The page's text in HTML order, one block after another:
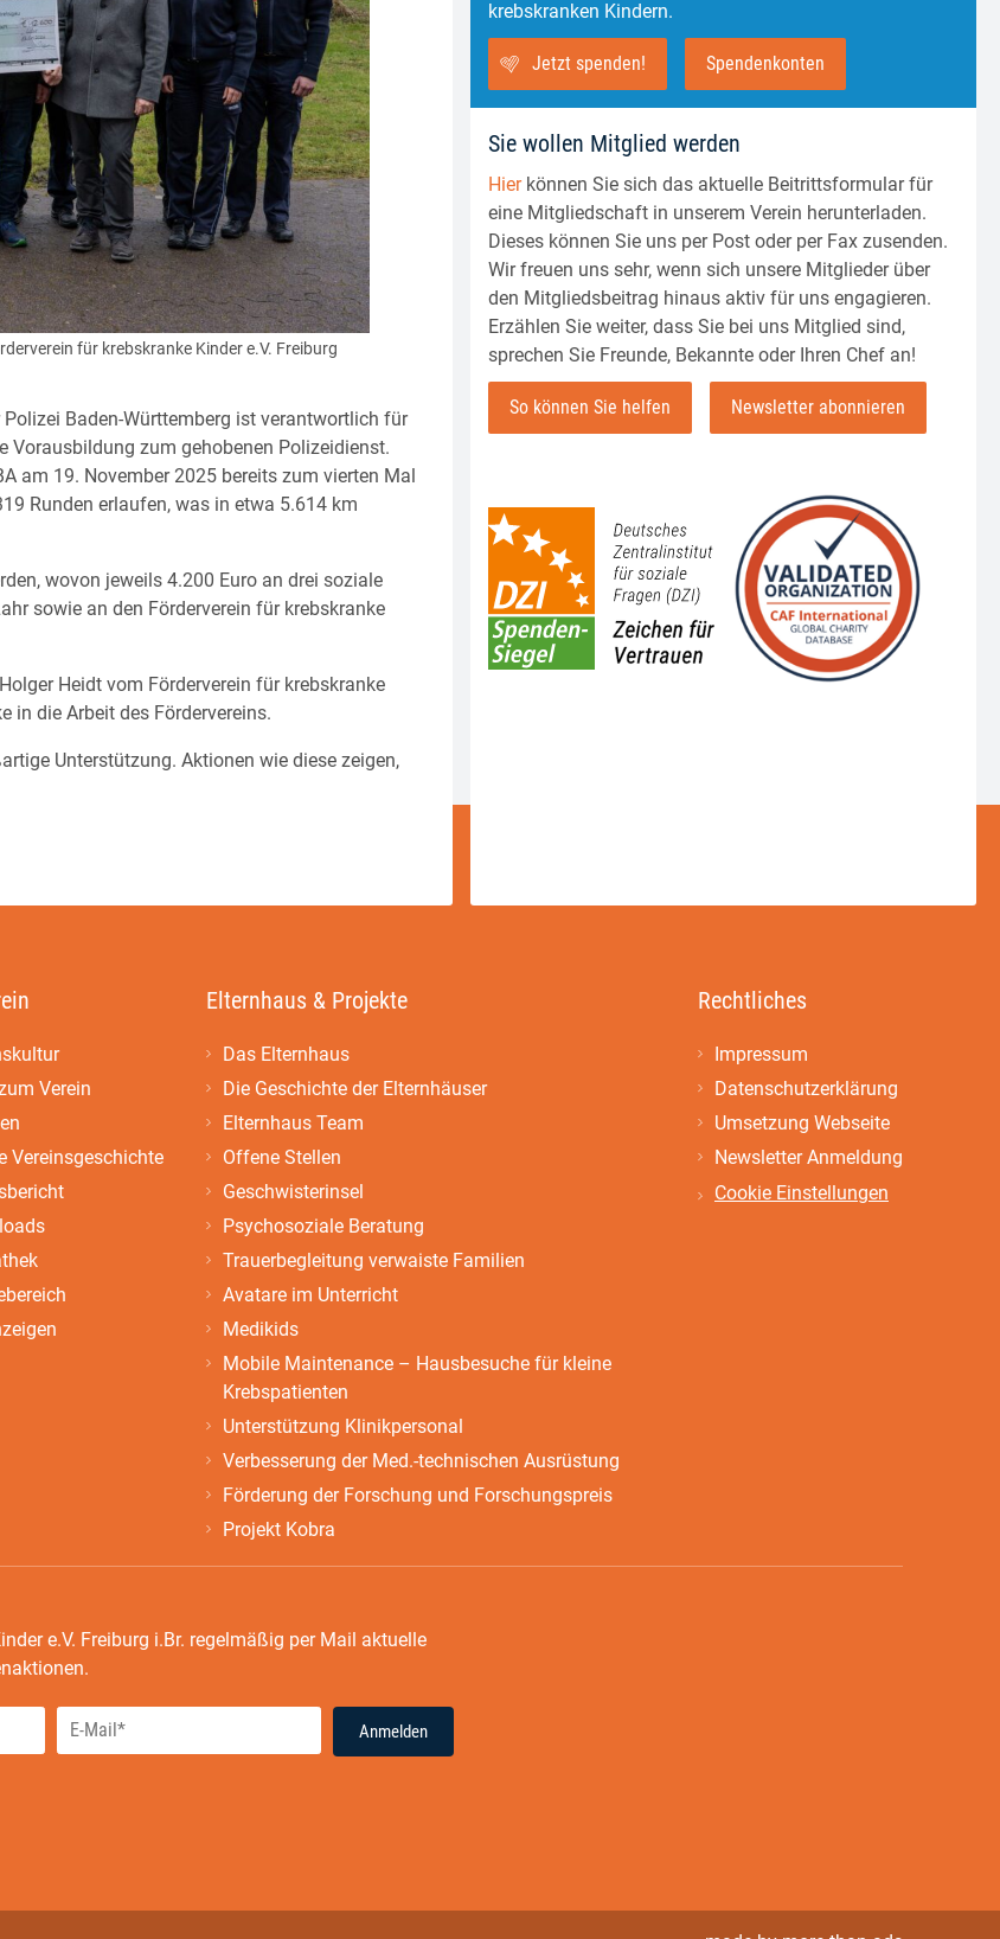
für krebskranke Kinder e.V. Freiburg
Baden-Württemberg ist verantwortlich für
zum gehobenen Polizeidienst.
am 19. November 2025 bereits zum vierten Mal
Runden erlaufen, was in etwa 5.614 km
wovon jeweils 4.200 Euro an drei soziale
sowie an den Förderverein für krebskranke
Heidt vom Förderverein für krebskranke
in die Arbeit des Fördervereins.
Unterstützung. Aktionen wie diese zeigen,
krebskranken Kindern.
Jetzt spenden! Spendenkonten
Sie wollen Mitglied werden
Hierkönnen Sie sich das aktuelle Beitrittsformular für
eine Mitgliedschaft in unserem Verein herunterladen.
Dieses können Sie uns per Post oder per Fax zusenden.
Wir freuen uns sehr, wenn sich unsere Mitglieder über
den Mitgliedsbeitrag hinaus aktiv für uns engagieren.
Erzählen Sie weiter, dass Sie bei uns Mitglied sind,
sprechen Sie Freunde, Bekannte oder Ihren Chef an!
So können Sie helfen Newsletter abonnieren
Verein
Vereinsgeschichte
Elternhaus & Projekte
Das Elternhaus
Die Geschichte der Elternhäuser
Elternhaus Team
Offene Stellen
Geschwisterinsel
Psychosoziale Beratung
Trauerbegleitung verwaiste Familien
Avatare im Unterricht
Medikids
Mobile Maintenance – Hausbesuche für kleine
Krebspatienten
Unterstützung Klinikpersonal
Verbesserung der Med.-technischen Ausrüstung
Förderung der Forschung und Forschungspreis
Projekt Kobra
Rechtliches
Impressum
Datenschutzerklärung
Umsetzung Webseite
Newsletter Anmeldung
Cookie Einstellungen
e.V. Freiburg i.Br. regelmäßig per Mail aktuelle
Anmelden